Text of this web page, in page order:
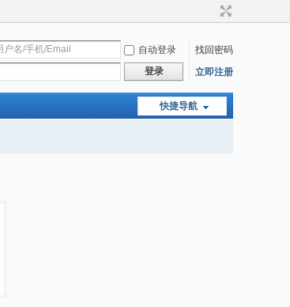
自动登录
找回密码
登录 立即注册
快捷导航